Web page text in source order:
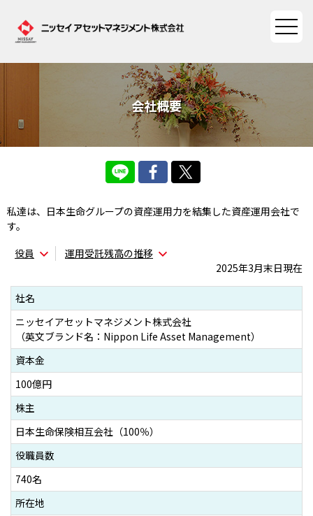
決算カレンダー
投資信託新商品のご案内
投資信託償還商品のご案内
ちょこっと3分！ファンドシアター
有価証券届出書の効力の発生の有無について
こだわりのインデックスファンド 購入・換金手数料なしシ
リーズ
確定拠出年金について
マーケット情報
マーケット情報TOP
マーケット指数
マーケットレポート
コラム
ファンドレポート
Goal Navi
資産形成サポート
お問い合わせ
よくあるご質問
SDGsとは？
特別対談
サステナビリティ経営基本方針
サステナビリティ推進体制
ニッセイアセットの重要課題
ニッセイアセットについてTOP
会社情報
プレスリリース
方針・その他開示情報
採用情報
公式キャラクターのご紹介
最新情報 法人のお客さま
English
検索したいキーワードを入力してください。
会社概要
私達は、日本生命グループの資産運用力を結集した資産運用会社で
す。
役員
運用受託残高の推移
2025年3月末日現在
社名
ニッセイアセットマネジメント株式会社
（英文ブランド名：Nippon Life Asset Management）
資本金
100億円
株主
日本生命保険相互会社（100％）
役職員数
740名
所在地